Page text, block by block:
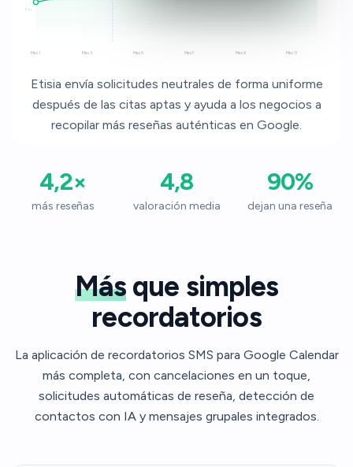
Mes 1 Mes 3 Mes 5 Mes 7 Mes 9 Mes 11
Bajo
Etisia envía solicitudes neutrales de forma uniforme
después de las citas aptas y ayuda a los negocios a
recopilar más reseñas auténticas en Google.
4,2×
más reseñas
4,8
valoración media
90%
dejan una reseña
Más que simples
recordatorios
La aplicación de recordatorios SMS para Google Calendar
más completa, con cancelaciones en un toque,
solicitudes automáticas de reseña, detección de
contactos con IA y mensajes grupales integrados.